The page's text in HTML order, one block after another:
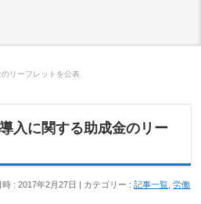
リーフレットを公表
入に関する助成金のリー
: 2017年2月27日 カテゴリー :記事一覧 ,労働